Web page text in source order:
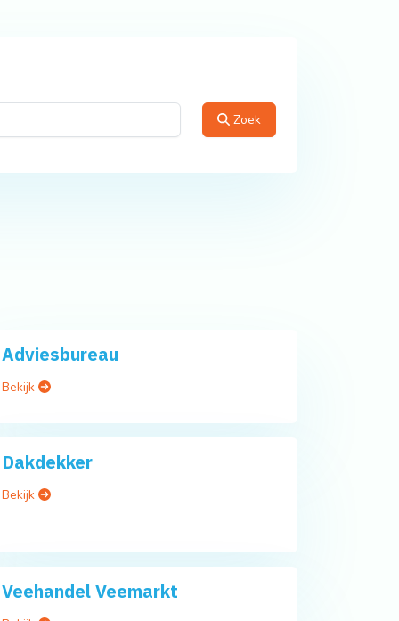
Zoek
Adviesbureau
Bekijk
Dakdekker
Bekijk
Veehandel Veemarkt